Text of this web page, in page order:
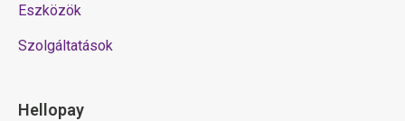
Eszközök
Szolgáltatások
Hellopay